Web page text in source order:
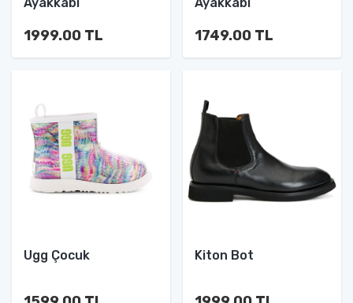
1999.00 TL 1749.00 TL
Ugg Çocuk Kiton Bot